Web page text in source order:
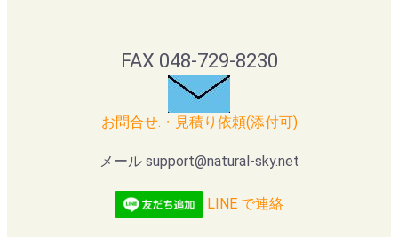
FAX 048-729-8230
お問合せ.・見積り依頼(添付可)
メール support@natural-sky.net
LINE で連絡